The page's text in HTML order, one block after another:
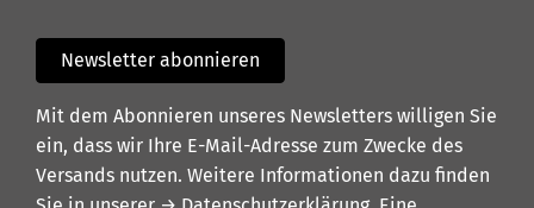
Newsletter abonnieren
Mit dem Abonnieren unseres Newsletters willigen Sie
ein, dass wir Ihre E-Mail-Adresse zum Zwecke des
Versands nutzen. Weitere Informationen dazu finden